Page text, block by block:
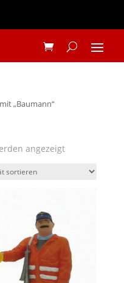
„Baumann“
angezeigtNach
sortiert